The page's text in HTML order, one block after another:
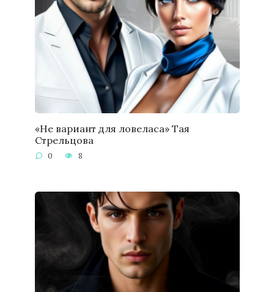
«Не вариант для ловеласа» Тая
Стрельцова
0 8